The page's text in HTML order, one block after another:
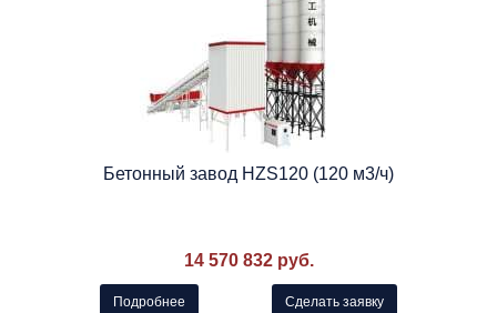
Бетонный завод HZS120 (120 м3/ч)
14 570 832 руб.
Подробнее Сделать заявку